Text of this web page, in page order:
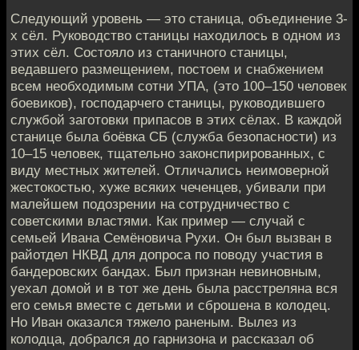
Следующий уровень — это станица, объединение 3-
х сёл. Руководство станицы находилось в одном из
этих сёл. Состояло из станичного станицы,
ведавшего размещением, постоем и снабжением
всем необходимым сотни УПА, (это 100–150 человек
боевиков), господарчего станицы, руководившего
службой заготовки припасов в этих сёлах. В каждой
станице была боёвка СБ (служба безопасности) из
10–15 человек, тщательно законспирированных, с
виду местных жителей. Отличались неимоверной
жестокостью, хуже всяких чеченцев, убивали при
малейшем подозрении на сотрудничество с
советскими властями. Как пример — случай с
семьей Ивана Семёновича Рухи. Он был вызван в
райотдел НКВД для допроса по поводу участия в
бандеровских бандах. Был признан невиновным,
уехал домой и в тот же день была расстреляна вся
его семья вместе с детьми и сброшена в колодец.
Но Иван оказался тяжело раненым. Вылез из
колодца, добрался до гарнизона и рассказал об